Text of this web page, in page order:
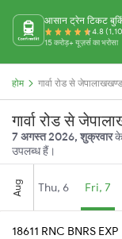
आसान ट्रेन टिकट
4.8
15 करोड़+ यूज़र्स का भरोसा
होम गार्वा रोड से
गार्वा रोड से
7 अगस्त 2026, शुक्रवारके
उपलब्ध हैं।
Aug Thu, 6 Fri, 7
18611 RNC BNRS EXP